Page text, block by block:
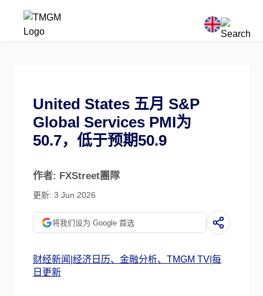
United States 五月 S&P
Global Services PMI为
50.7，低于预期50.9
作者: FXStreet團隊
更新: 3 Jun 2026
将我们设为 Google 首选
财经新闻|经济日历、金融分析、TMGM TV|每
日更新